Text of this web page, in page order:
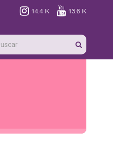
 14.4 K  13.6 K